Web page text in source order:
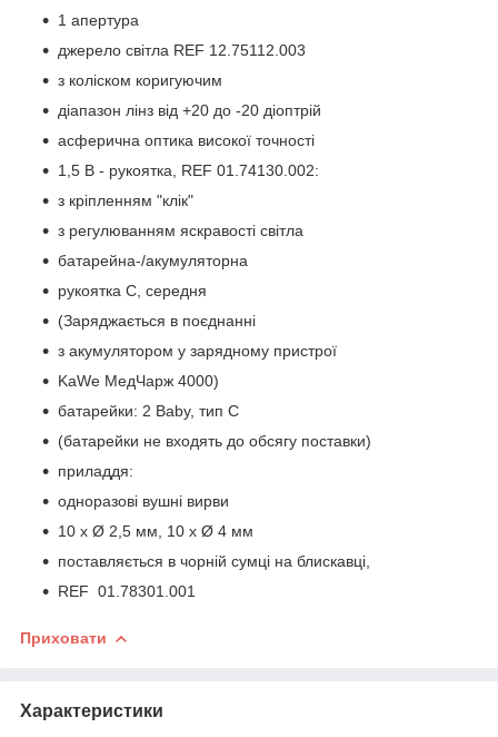
1 апертура
джерело світла REF 12.75112.003
з коліском коригуючим
діапазон лінз від +20 до -20 діоптрій
асферична оптика високої точності
1,5 В - рукоятка, REF 01.74130.002:
з кріпленням "клік"
з регулюванням яскравості світла
батарейна-/акумуляторна
рукоятка C, середня
(Заряджається в поєднанні
з акумулятором у зарядному пристрої
KaWe МедЧарж 4000)
батарейки: 2 Baby, тип C
(батарейки не входять до обсягу поставки)
приладдя:
одноразові вушні вирви
10 x Ø 2,5 мм, 10 x Ø 4 мм
поставляється в чорній сумці на блискавці,
REF 01.78301.001
Приховати
Характеристики